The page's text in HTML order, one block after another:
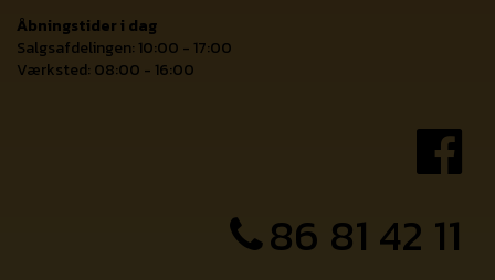
Åbningstider i dag
Salgsafdelingen: 10:00 - 17:00
Værksted: 08:00 - 16:00
86 81 42 11